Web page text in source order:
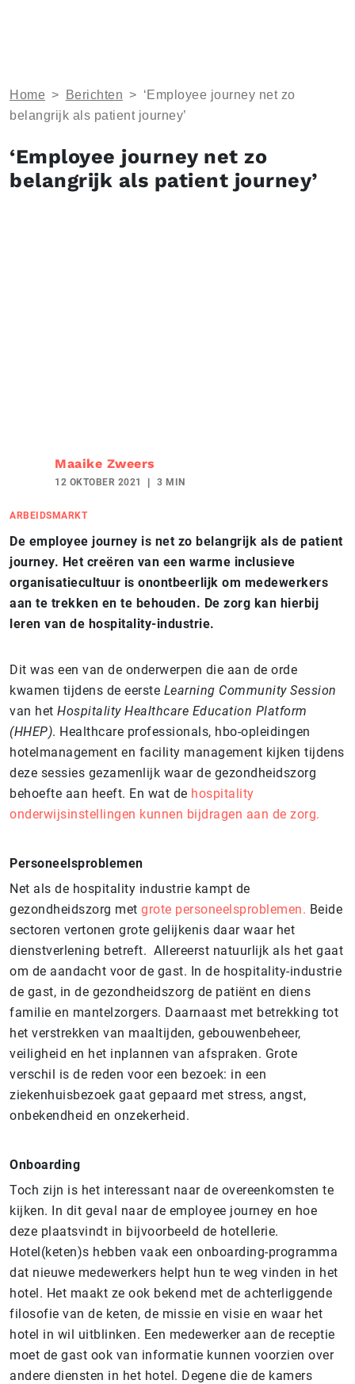
Home > Berichten > ‘Employee journey net zo
belangrijk als patient journey’
‘Employee journey net zo
belangrijk als patient journey’
Maaike Zweers
12 OKTOBER 2021 3 MIN
ARBEIDSMARKT
De employee journey is net zo belangrijk als de patient
journey. Het creëren van een warme inclusieve
organisatiecultuur is onontbeerlijk om medewerkers
aan te trekken en te behouden. De zorg kan hierbij
leren van de hospitality-industrie.
Dit was een van de onderwerpen die aan de orde
kwamen tijdens de eerste Learning Community Session
van het Hospitality Healthcare Education Platform
(HHEP). Healthcare professionals, hbo-opleidingen
hotelmanagement en facility management kijken tijdens
deze sessies gezamenlijk waar de gezondheidszorg
behoefte aan heeft. En wat de hospitality
onderwijsinstellingen kunnen bijdragen aan de zorg.
Personeelsproblemen
Net als de hospitality industrie kampt de
gezondheidszorg met grote personeelsproblemen. Beide
sectoren vertonen grote gelijkenis daar waar het
dienstverlening betreft. Allereerst natuurlijk als het gaat
om de aandacht voor de gast. In de hospitality-industrie
de gast, in de gezondheidszorg de patiënt en diens
familie en mantelzorgers. Daarnaast met betrekking tot
het verstrekken van maaltijden, gebouwenbeheer,
veiligheid en het inplannen van afspraken. Grote
verschil is de reden voor een bezoek: in een
ziekenhuisbezoek gaat gepaard met stress, angst,
onbekendheid en onzekerheid.
Onboarding
Toch zijn is het interessant naar de overeenkomsten te
kijken. In dit geval naar de employee journey en hoe
deze plaatsvindt in bijvoorbeeld de hotellerie.
Hotel(keten)s hebben vaak een onboarding-programma
dat nieuwe medewerkers helpt hun te weg vinden in het
hotel. Het maakt ze ook bekend met de achterliggende
filosofie van de keten, de missie en visie en waar het
hotel in wil uitblinken. Een medewerker aan de receptie
moet de gast ook van informatie kunnen voorzien over
andere diensten in het hotel. Degene die de kamers